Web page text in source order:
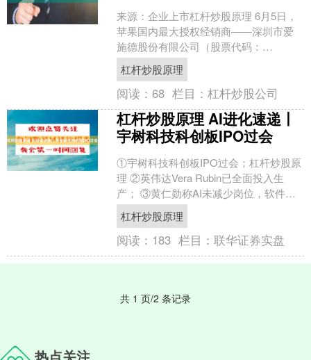
来源：企业上市杠杆炒股原理 6月5日，
苹果国内最大授权经销商——深圳市爱
施德股份有限公司（股票代码：
002416）发布公告称，公司近期依据国
家税收法律法规要求，....
杠杆炒股原理
阅读：68 栏目：杠杆炒股公司
杠杆炒股原理 AI进化速递丨
宇树科技科创板IPO过会
①宇树科技科创板IPO过会；杠杆炒股原
理 ②英伟达Vera Rubin已全面投入生
产； ③黄仁勋称AI未减少岗位，软件工
程师数量在增加； ④博登智能连获两轮
融资....
杠杆炒股原理
阅读： 183 栏目：联华证券实盘
共 1 页/2 条记录